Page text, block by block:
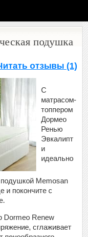
подушка
отзывы (1)
С
матрасом-
топпером
Дормео
Ренью
Эвкалипт
и
идеально
Memosan
и покончите с
Dormeo Renew
сглаживает